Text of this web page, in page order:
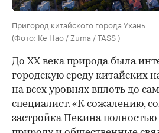
Пригород китайского города Ухань
(Фото: Ke Hao / Zuma / TASS )
До XX века природа была
городскую среду китайских
на всех уровнях вплоть до
специалист. «К сожалению,
застройка Пекина